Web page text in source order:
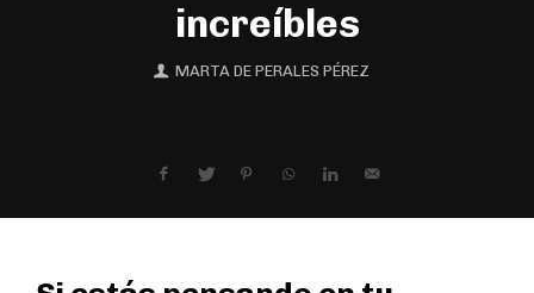
increíbles
MARTA DE PERALES PÉREZ